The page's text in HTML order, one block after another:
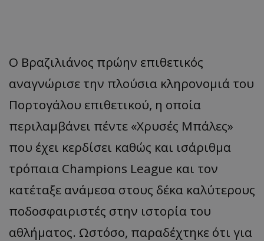
Ο Βραζιλιάνος πρώην επιθετικός
αναγνώρισε την πλούσια κληρονομιά του
Πορτογάλου επιθετικού, η οποία
περιλαμβάνει πέντε «Χρυσές Μπάλες»
που έχει κερδίσει καθώς και ισάριθμα
τρόπαια Champions League και τον
κατέταξε ανάμεσα στους δέκα καλύτερους
ποδοσφαιριστές στην ιστορία του
αθλήματος. Ωστόσο, παραδέχτηκε ότι για